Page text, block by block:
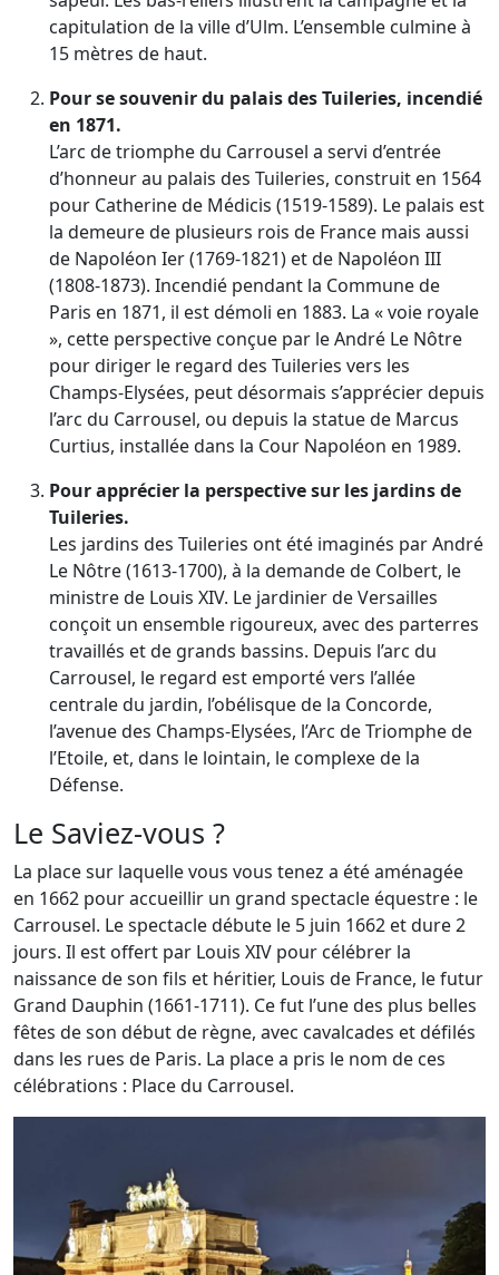
capitulation de la ville d’Ulm. L’ensemble culmine à
15 mètres de haut.
Pour se souvenir du palais des Tuileries, incendié
en 1871.
L’arc de triomphe du Carrousel a servi d’entrée
d’honneur au palais des Tuileries, construit en 1564
pour Catherine de Médicis (1519-1589). Le palais est
la demeure de plusieurs rois de France mais aussi
de Napoléon Ier (1769-1821) et de Napoléon III
(1808-1873). Incendié pendant la Commune de
Paris en 1871, il est démoli en 1883. La « voie royale
», cette perspective conçue par le André Le Nôtre
pour diriger le regard des Tuileries vers les
Champs-Elysées, peut désormais s’apprécier depuis
l’arc du Carrousel, ou depuis la statue de Marcus
Curtius, installée dans la Cour Napoléon en 1989.
Pour apprécier la perspective sur les jardins de
Tuileries.
Les jardins des Tuileries ont été imaginés par André
Le Nôtre (1613-1700), à la demande de Colbert, le
ministre de Louis XIV. Le jardinier de Versailles
conçoit un ensemble rigoureux, avec des parterres
travaillés et de grands bassins. Depuis l’arc du
Carrousel, le regard est emporté vers l’allée
centrale du jardin, l’obélisque de la Concorde,
l’avenue des Champs-Elysées, l’Arc de Triomphe de
l’Etoile, et, dans le lointain, le complexe de la
Défense.
Le Saviez-vous ?
La place sur laquelle vous vous tenez a été aménagée
en 1662 pour accueillir un grand spectacle équestre : le
Carrousel. Le spectacle débute le 5 juin 1662 et dure 2
jours. Il est offert par Louis XIV pour célébrer la
naissance de son fils et héritier, Louis de France, le futur
Grand Dauphin (1661-1711). Ce fut l’une des plus belles
fêtes de son début de règne, avec cavalcades et défilés
dans les rues de Paris. La place a pris le nom de ces
célébrations : Place du Carrousel.